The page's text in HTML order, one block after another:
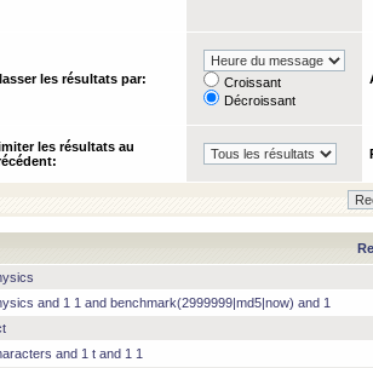
les résultats par:
Croissant
Décroissant
les résultats au
and 1 1 and benchmark(2999999|md5|now) and 1
and 1 t and 1 1